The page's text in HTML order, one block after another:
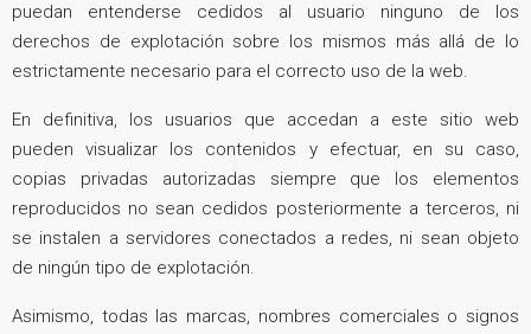
puedan entenderse cedidos al usuario ninguno de los
derechos de explotación sobre los mismos más allá de lo
estrictamente necesario para el correcto uso de la web.
En definitiva, los usuarios que accedan a este sitio web
pueden visualizar los contenidos y efectuar, en su caso,
copias privadas autorizadas siempre que los elementos
reproducidos no sean cedidos posteriormente a terceros, ni
se instalen a servidores conectados a redes, ni sean objeto
de ningún tipo de explotación.
Asimismo, todas las marcas, nombres comerciales o signos